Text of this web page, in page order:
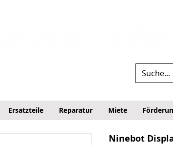
Ersatzteile Reparatur Miete
Ninebot